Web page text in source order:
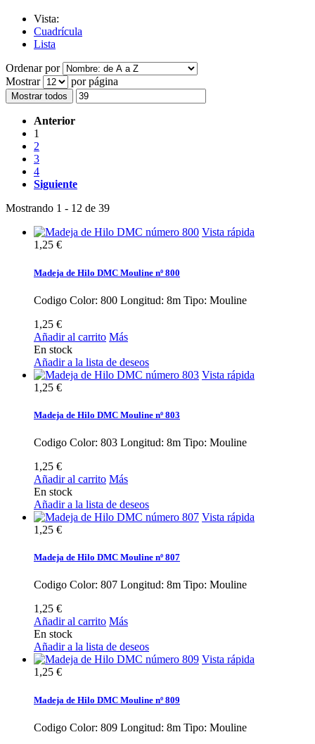
Vista:
Cuadrícula
Lista
Ordenar por
Mostrar
por página
Mostrar todos
Anterior
1
2
3
4
Siguiente
Mostrando 1 - 12 de 39
Vista rápida
1,25 €
Madeja de Hilo DMC Mouline nº 800
Codigo Color: 800 Longitud: 8m Tipo: Mouline
1,25 €
Añadir al carrito Más
En stock
Añadir a la lista de deseos
Vista rápida
1,25 €
Madeja de Hilo DMC Mouline nº 803
Codigo Color: 803 Longitud: 8m Tipo: Mouline
1,25 €
Añadir al carrito Más
En stock
Añadir a la lista de deseos
Vista rápida
1,25 €
Madeja de Hilo DMC Mouline nº 807
Codigo Color: 807 Longitud: 8m Tipo: Mouline
1,25 €
Añadir al carrito Más
En stock
Añadir a la lista de deseos
Vista rápida
1,25 €
Madeja de Hilo DMC Mouline nº 809
Codigo Color: 809 Longitud: 8m Tipo: Mouline